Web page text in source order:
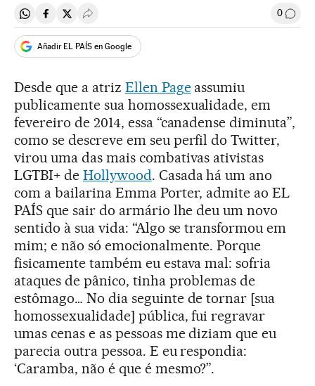
Compartir en Whatsapp
Compartir en Facebook
Compartir en Twitter
Desplegar Redes Sociales 0
Añadir EL PAÍS en Google
Desde que a atriz Ellen Pageassumiu
publicamente sua homossexualidade, em
fevereiro de 2014, essa “canadense diminuta”,
como se descreve em seu perfil do Twitter,
virou uma das mais combativas ativistas
LGTBI+ de Hollywood. Casada há um ano
com a bailarina Emma Porter, admite ao EL
PAÍS que sair do armário lhe deu um novo
sentido à sua vida: “Algo se transformou em
mim; e não só emocionalmente. Porque
fisicamente também eu estava mal: sofria
ataques de pânico, tinha problemas de
estômago… No dia seguinte de tornar [sua
homossexualidade] pública, fui regravar
umas cenas e as pessoas me diziam que eu
parecia outra pessoa. E eu respondia:
‘Caramba, não é que é mesmo?”.